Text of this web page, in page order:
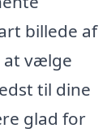
billede af
at vælge
til dine
glad for